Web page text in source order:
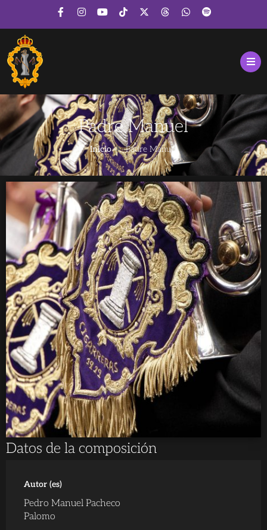
Padre Manuel
Inicio Padre Manuel
Datos de la composición
Autor (es)
Pedro Manuel Pacheco
Palomo